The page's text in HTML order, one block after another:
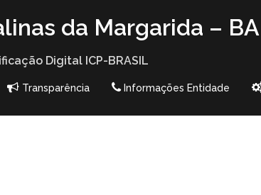
da Margarida – BA
Digital ICP-BRASIL
Transparência Informações Entidade